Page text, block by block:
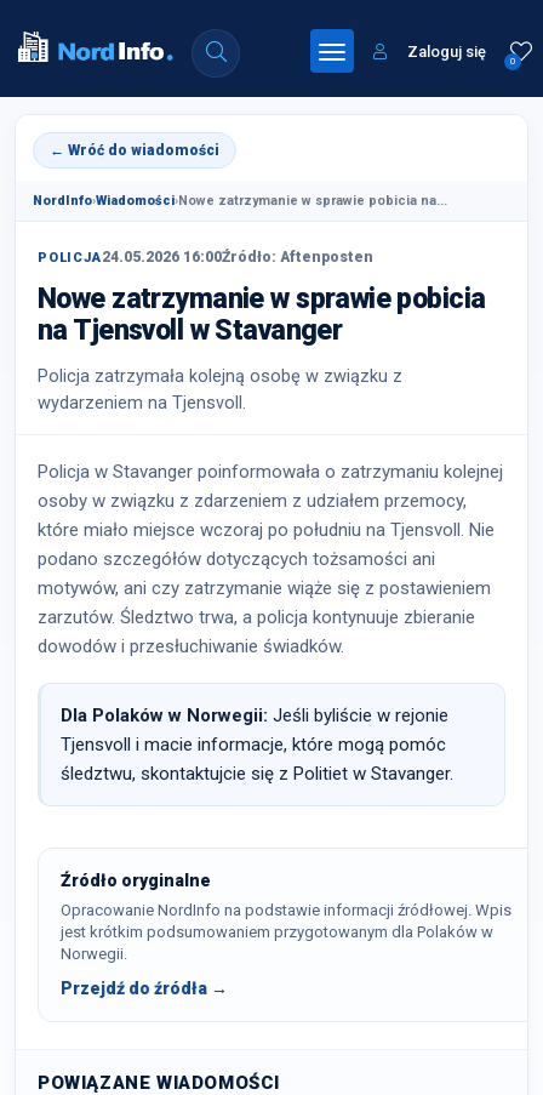
0
Zaloguj się
← Wróć do wiadomości
NordInfo›Wiadomości›Nowe zatrzymanie w sprawie pobicia na...
POLICJA24.05.2026 16:00Źródło: Aftenposten
Nowe zatrzymanie w sprawie pobicia
na Tjensvoll w Stavanger
Policja zatrzymała kolejną osobę w związku z
wydarzeniem na Tjensvoll.
Policja w Stavanger poinformowała o zatrzymaniu kolejnej
osoby w związku z zdarzeniem z udziałem przemocy,
które miało miejsce wczoraj po południu na Tjensvoll. Nie
podano szczegółów dotyczących tożsamości ani
motywów, ani czy zatrzymanie wiąże się z postawieniem
zarzutów. Śledztwo trwa, a policja kontynuuje zbieranie
dowodów i przesłuchiwanie świadków.
Dla Polaków w Norwegii: Jeśli byliście w rejonie
Tjensvoll i macie informacje, które mogą pomóc
śledztwu, skontaktujcie się z Politiet w Stavanger.
Źródło oryginalne
Opracowanie NordInfo na podstawie informacji źródłowej. Wpis
jest krótkim podsumowaniem przygotowanym dla Polaków w
Norwegii.
Przejdź do źródła →
POWIĄZANE WIADOMOŚCI